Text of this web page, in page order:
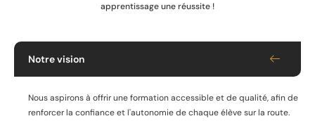
apprentissage une réussite !
Notre vision
Nous aspirons à offrir une formation accessible et de qualité, afin de
renforcer la confiance et l'autonomie de chaque élève sur la route.